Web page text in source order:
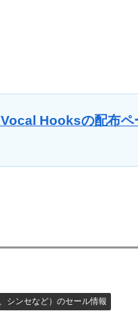
Hooksの配布ペ
シンセなど）のセール情報